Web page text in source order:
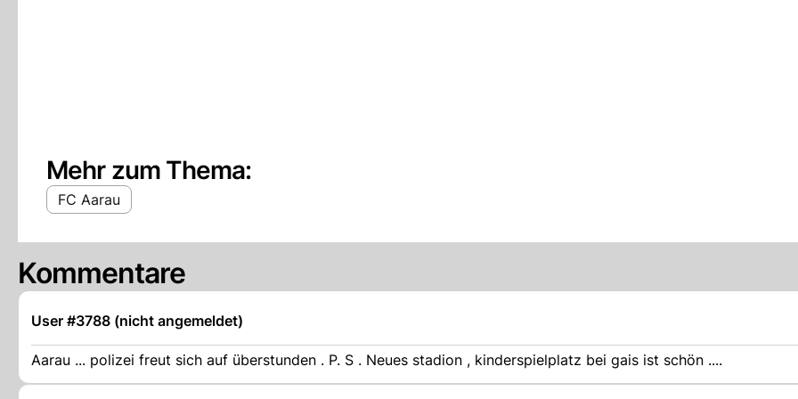
Mehr zum Thema:
FC Aarau
Kommentare
User #3788 (nicht angemeldet)
Aarau ... polizei freut sich auf überstunden . P. S . Neues stadion , kinderspielplatz bei gais ist schön ....